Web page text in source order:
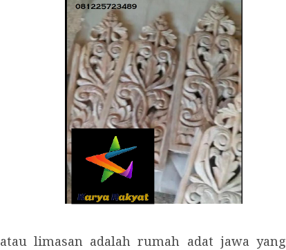
limasan adalah rumah adat jawa